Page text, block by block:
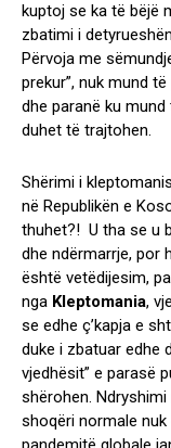
kuptoj se ka të bëjë
zbatimi i
Përvoja me
prekur”, nuk mund
dhe paranë ku
duhet të trajtohen.
Shërimi i
në Republikën e
thuhet?! U tha se u
dhe ndërmarrje, por
është vetëdijesim,
nga Kleptomania,
se edhe ç’kapja e
duke i zbatuar edhe
vjedhësit” e parasë
shërohen.
shoqëri normale